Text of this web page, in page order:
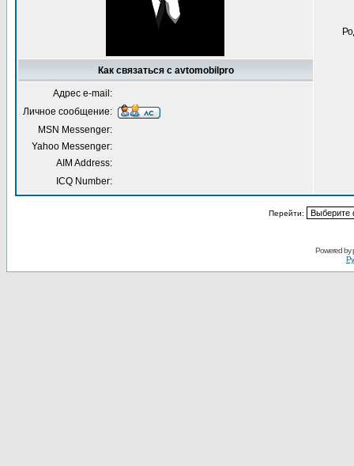
Как связаться с avtomobilpro
Адрес e-mail:
Личное сообщение:
MSN Messenger:
Yahoo Messenger:
AIM Address:
ICQ Number:
Перейти:
Powered by